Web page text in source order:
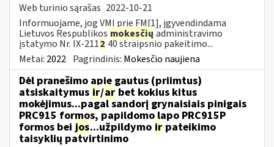
Web turinio sąrašas 2022-10-21
Informuojame, jog VMI prie FM[1], įgyvendindama
Lietuvos Respublikos mokesčių administravimo
įstatymo Nr. IX-2112 40 straipsnio pakeitimo...
Metai: 2022 Pagrindinis: Mokesčio naujiena
Dėl pranešimo apie gautus (priimtus)
atsiskaitymus ir/ar bet kokius kitus
mokėjimus...pagal sandorį grynaisiais pinigais
PRC915 formos, papildomo lapo PRC915P
formos bei jos...užpildymo ir pateikimo
taisyklių patvirtinimo